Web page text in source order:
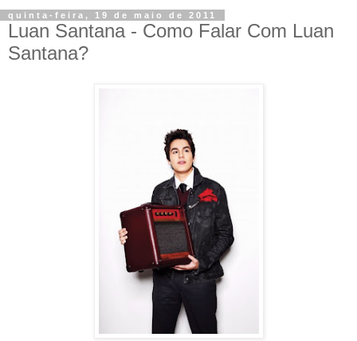
quinta-feira, 19 de maio de 2011
Luan Santana - Como Falar Com Luan
Santana?